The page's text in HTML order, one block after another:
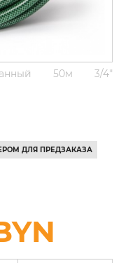
50м 3/4"
ДЛЯ ПРЕДЗАКАЗА